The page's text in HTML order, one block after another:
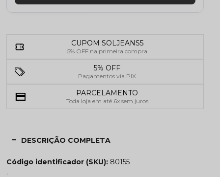
CUPOM SOLJEANS5
5% OFF na primeira compra
5% OFF
Pagamentos via PIX
PARCELAMENTO
Toda loja em até 6x sem juros
DESCRIÇÃO COMPLETA
Código identificador (SKU): 80155
.